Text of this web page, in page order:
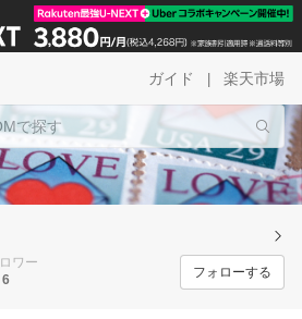
ガイド 楽天市場
ワー
6
フォローする